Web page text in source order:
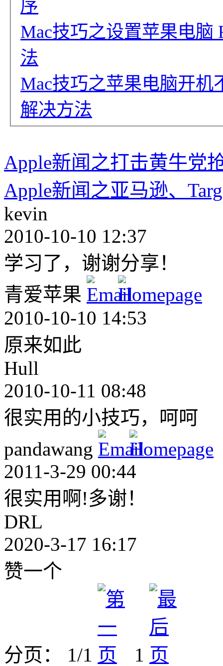
序
Mac技巧之设置苹果电脑
法
Mac技巧之苹果电脑开
解决方法
Apple新闻之打击黄牛党
Apple新闻之亚马逊、
kevin
2010-10-10 12:37
学习了，谢谢分享！
青爱苹果
2010-10-10 14:53
原来如此
Hull
2010-10-11 08:48
很实用的小技巧，呵呵
pandawang
2011-3-29 00:44
很实用啊!多谢！
DRL
2020-3-17 16:17
赞一个
分页： 1/1 1